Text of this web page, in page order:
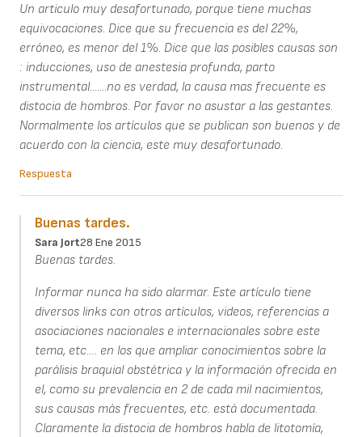
Un articulo muy desafortunado, porque tiene muchas
equivocaciones. Dice que su frecuencia es del 22%,
erróneo, es menor del 1%. Dice que las posibles causas son
: inducciones, uso de anestesia profunda, parto
instrumental.......no es verdad, la causa mas frecuente es
distocia de hombros. Por favor no asustar a las gestantes.
Normalmente los artículos que se publican son buenos y de
acuerdo con la ciencia, este muy desafortunado.
Respuesta
Buenas tardes.
Sara Jort28 Ene 2015
Buenas tardes.
Informar nunca ha sido alarmar. Este artículo tiene
diversos links con otros artículos, videos, referencias a
asociaciones nacionales e internacionales sobre este
tema, etc.… en los que ampliar conocimientos sobre la
parálisis braquial obstétrica y la información ofrecida en
el, como su prevalencia en 2 de cada mil nacimientos,
sus causas más frecuentes, etc. está documentada.
Claramente la distocia de hombros habla de litotomía,